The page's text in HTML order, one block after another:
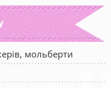
мольберти